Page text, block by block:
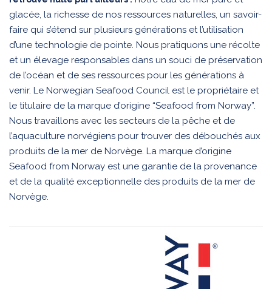
glacée, la richesse de nos ressources naturelles, un savoir-
faire qui s’étend sur plusieurs générations et l’utilisation
d’une technologie de pointe. Nous pratiquons une récolte
et un élevage responsables dans un souci de préservation
de l’océan et de ses ressources pour les générations à
venir. Le Norwegian Seafood Council est le propriétaire et
le titulaire de la marque d’origine “Seafood from Norway”.
Nous travaillons avec les secteurs de la pêche et de
l’aquaculture norvégiens pour trouver des débouchés aux
produits de la mer de Norvège. La marque d’origine
Seafood from Norway est une garantie de la provenance
et de la qualité exceptionnelle des produits de la mer de
Norvège.